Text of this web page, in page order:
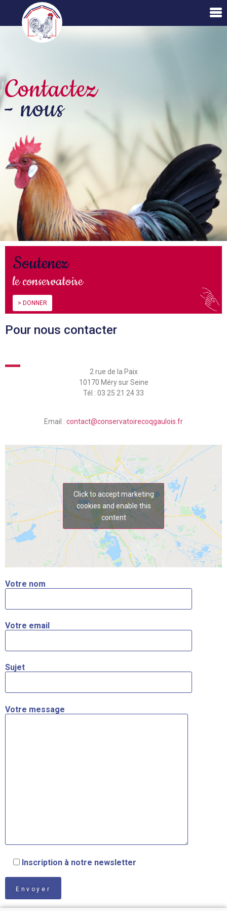
Contactez
- nous
Soutenez
le conservatoire
> DONNER
Pour nous contacter
2 rue de la Paix
10170 Méry sur Seine
Tél : 03 25 21 24 33
Email : contact@conservatoirecoqgaulois.fr
Click to accept marketing
cookies and enable this
content
Votre nom
Votre email
Sujet
Votre message
Inscription à notre newsletter